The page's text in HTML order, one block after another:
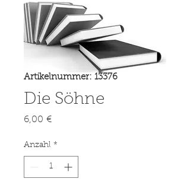
Artikelnummer: 13376
Die Söhne
6,00 €Preis
Anzahl *